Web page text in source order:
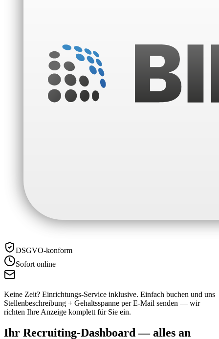
DSGVO-konform
Sofort online
Keine Zeit? Einrichtungs-Service inklusive. Einfach buchen und uns
Stellenbeschreibung + Gehaltsspanne per E-Mail senden — wir
richten Ihre Anzeige komplett für Sie ein.
Ihr Recruiting-Dashboard — alles an